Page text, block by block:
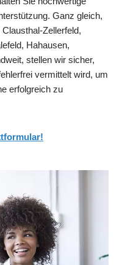
Ganz gleich,
Zellerfeld,
Hahausen,
stellen wir sicher,
vermittelt wird, um
erfolgreich zu